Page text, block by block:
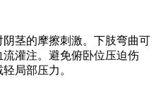
茎的摩擦刺激。下肢弯曲可
灌注。避免俯卧位压迫伤
局部压力。